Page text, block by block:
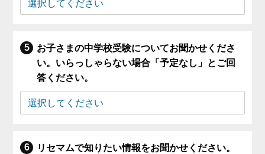
お子さまの中学校受験についてお聞かせくださ
い。いらっしゃらない場合「予定なし」とご回
答ください。
リセマムで知りたい情報をお聞かせください。